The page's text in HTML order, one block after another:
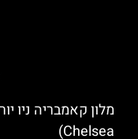
Chelsea)